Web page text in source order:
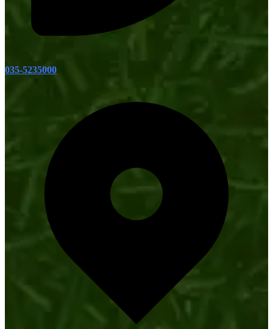
035-5235000